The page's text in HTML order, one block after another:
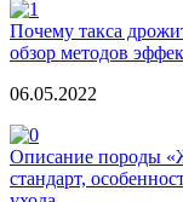
Почему такса
обзор методов
06.05.2022
Описание породы
стандарт,